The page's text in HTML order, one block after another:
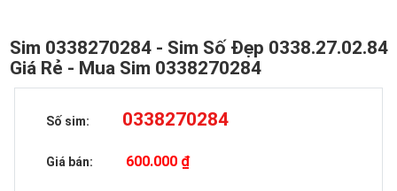
Sim 0338270284 - Sim Số Đẹp 0338.27.02.84
Giá Rẻ - Mua Sim 0338270284
Số sim: 0338270284
Giá bán: 600.000 ₫